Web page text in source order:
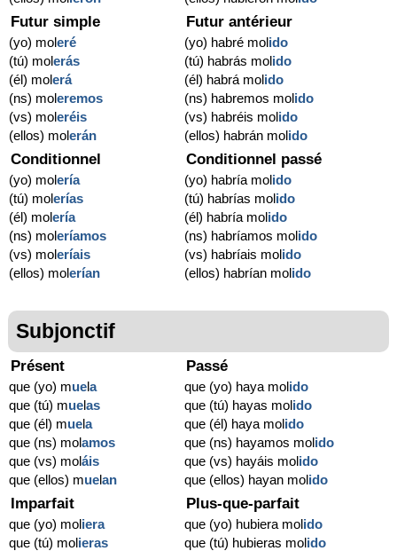
Futur simple
(yo) moleré
(tú) molerás
(él) molerá
(ns) moleremos
(vs) moleréis
(ellos) molerán
Futur antérieur
(yo) habré molido
(tú) habrás molido
(él) habrá molido
(ns) habremos molido
(vs) habréis molido
(ellos) habrán molido
Conditionnel
(yo) molería
(tú) molerías
(él) molería
(ns) moleríamos
(vs) moleríais
(ellos) molerían
Conditionnel passé
(yo) habría molido
(tú) habrías molido
(él) habría molido
(ns) habríamos molido
(vs) habríais molido
(ellos) habrían molido
Subjonctif
Présent
que (yo) muela
que (tú) muelas
que (él) muela
que (ns) molamos
que (vs) moláis
que (ellos) muelan
Passé
que (yo) haya molido
que (tú) hayas molido
que (él) haya molido
que (ns) hayamos molido
que (vs) hayáis molido
que (ellos) hayan molido
Imparfait
que (yo) moliera
que (tú) molieras
Plus-que-parfait
que (yo) hubiera molido
que (tú) hubieras molido